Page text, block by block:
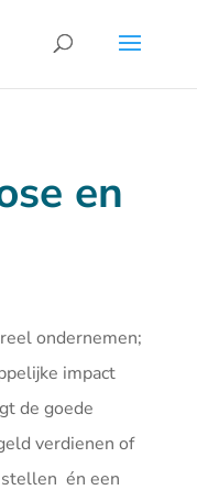
en
ondernemen;
impact
de goede
verdienen of
én een